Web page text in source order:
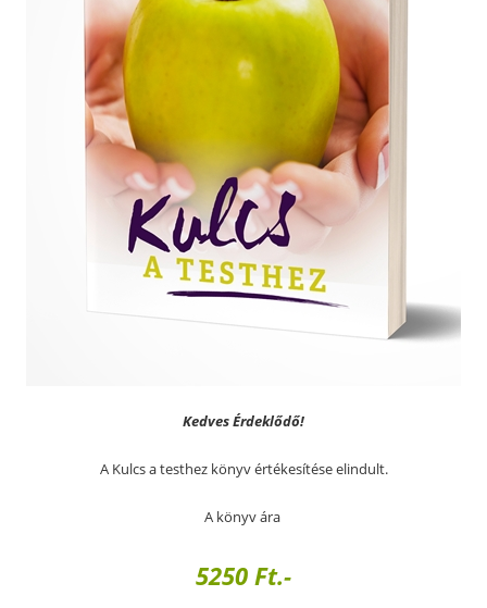
Kedves Érdeklődő!
A Kulcs a testhez könyv értékesítése elindult.
A könyv ára
5250 Ft.-